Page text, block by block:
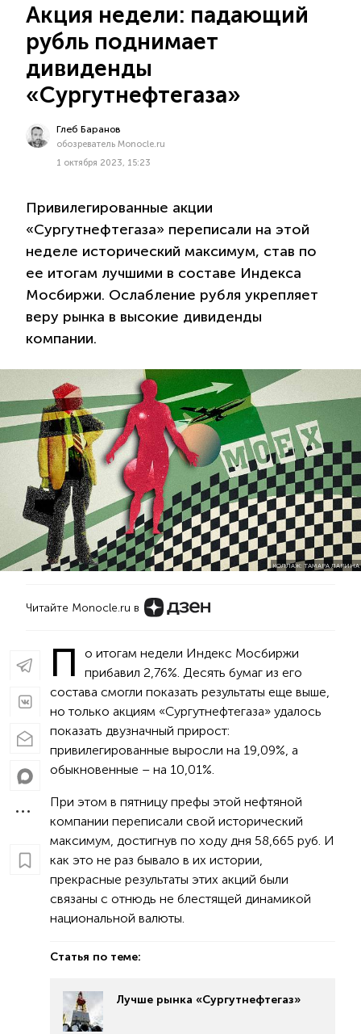
Акция недели: падающий
рубль поднимает
дивиденды
«Сургутнефтегаза»
Глеб Баранов
обозреватель Monocle.ru
1 октября 2023, 15:23
Привилегированные акции
«Сургутнефтегаза» переписали на этой
неделе исторический максимум, став по
ее итогам лучшими в составе Индекса
Мосбиржи. Ослабление рубля укрепляет
веру рынка в высокие дивиденды
компании.
КОЛЛАЖ: ТАМАРА ЛАРИНА
Читайте Monocle.ru в
П
о итогам недели Индекс Мосбиржи
прибавил 2,76%. Десять бумаг из его
состава смогли показать результаты еще выше,
но только акциям «Сургутнефтегаза» удалось
показать двузначный прирост:
привилегированные выросли на 19,09%, а
обыкновенные – на 10,01%.
При этом в пятницу префы этой нефтяной
компании переписали свой исторический
максимум, достигнув по ходу дня 58,665 руб. И
как это не раз бывало в их истории,
прекрасные результаты этих акций были
связаны с отнюдь не блестящей динамикой
национальной валюты.
Статья по теме:
Лучше рынка «Сургутнефтегаз»